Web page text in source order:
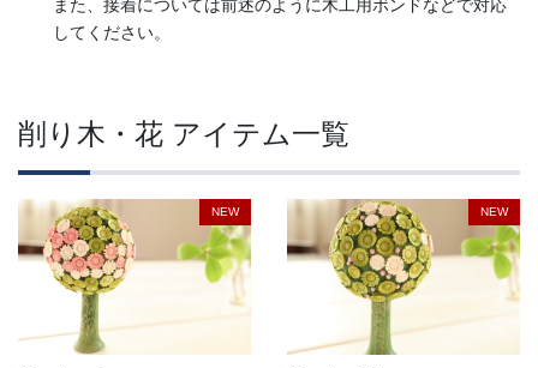
また、接着については前述のように木工用ボンドなどで対応
してください。
削り木・花 アイテム一覧
NEW NEW